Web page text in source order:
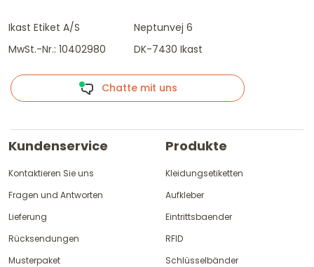
Ikast Etiket A/S
MwSt.-Nr.: 10402980
Neptunvej 6
DK-7430 Ikast
Chatte mit uns
Kundenservice
Kontaktieren Sie uns
Fragen und Antworten
Lieferung
Rücksendungen
Musterpaket
Produkte
Kleidungsetiketten
Aufkleber
Eintrittsbaender
RFID
Schlüsselbänder